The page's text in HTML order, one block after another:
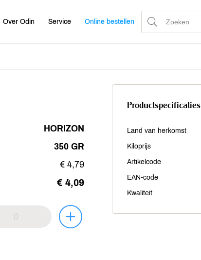
Over Odin Service Online bestellen
HORIZON
350 GR
€ 4,79
€ 4,09
Productspecificaties
Land van herkomst
Kiloprijs
Artikelcode
EAN-code
Kwaliteit